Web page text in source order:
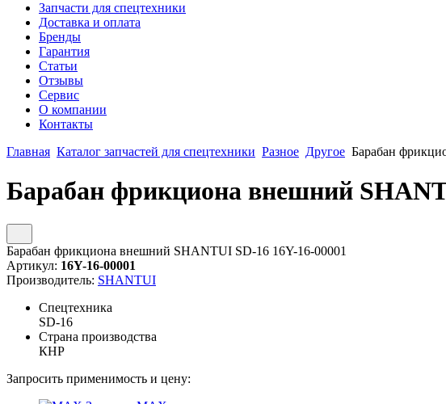
Запчасти для спецтехники
Доставка и оплата
Бренды
Гарантия
Статьи
Отзывы
Сервис
О компании
Контакты
Главная Каталог запчастей для спецтехники Разное Другое Барабан
Барабан фрикциона внешний
Барабан фрикциона внешний SHANTUI SD-16 16Y-16-00001
Артикул: 16Y-16-00001
Производитель: SHANTUI
Спецтехника
SD-16
Страна производства
КНР
Запросить применимость и цену: